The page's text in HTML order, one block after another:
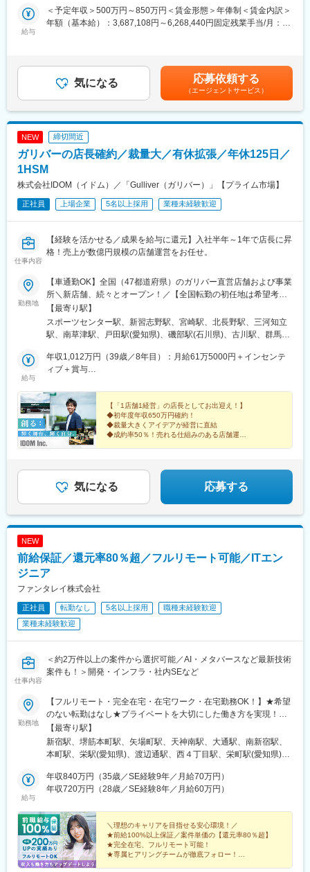
・Web制作ではなく経営課題の整理や戦略策定など最上流工程に
挑戦できます。
当でき、PM経験をさらに上流へ発展させられます。
変更の範囲：会社の定める業務
ドと連携しながら品質基準の策定や要件整理など上流工程にも深
く関与します。基本はフルリモートですが、開発チームとの同期
■具体的な業務：
・QA戦略の立案・改善、品質基準やドキュメントの整備
・リリースフローにおけるQA観点の設計・運用
・PdM、エンジニア、CS、セールス等と連携した品質改善
・GitHub Issue作成、要件整理、仕様・改善施策への品質観点で
のフィードバック
・ユーザー体験を踏まえた仕様策定への参画
・AIツールを活用したQA業務の効率化
■開発環境：
・環境／CI：Docker Compose, GitHub, GitHub Actions, BugBug
・IDE：PHPStorm, Cursor, Android Studio, Xcode
MySQL, Valkey
・構成管理／監視：Terraform, Ansible, New Relic, CloudWatch
・その他：Slack, Jira, Miro, Figma, Redash
・AI/LLM：Claude Code, Roo Code, Claude Sonnet 4, OpenAI
o1
変更の範囲：会社の定める業務
給与
＜予定年収＞500万円～850万円＜賃金形態＞年俸制＜賃金内訳＞
年額（基本給）：3,687,108円～6,268,440円固定残業手当/月：
給与補足＞※記載の年収は目安であり、現年収や面接での評価を考
慮して年収は提示させていただきます。賃金はあくまでも目安の
金額であり、選考を通じて上下する可能性があります。月給(月額)
は固定手当を含めた表記です。
気になる 応募依頼する
（エージェントサービス）
NEW 締切間近
ガリバーの店長確約／裁量大／有休拡張／年休125日／
1HSM
株式会社IDOM（イドム）／「Gulliver（ガリバー）」【プライム市場】
正社員 上場企業 5名以上採用 業種未経験歓迎
仕事内容
【経験を活かせる／成果を給与に還元】入社半年～1年で店長に昇
格！売上が数億円規模の店舗運営をお任せ。
勤務地
【車通勤OK】全国（47都道府県）のガリバー直営店舗および事業
所＼新店舗、続々とオープン！／【全国転勤の初任地は希望考
慮】全国47都道府県のガリバー直営店および事業所（将来的に海
外勤務のチャンスもあり）初期配属は相談可能！※受動喫煙対策：
あり※U・Iターン歓迎北海道東北（青森県・岩手県・宮城県・秋田
県・茨城県・栃木県・群馬県）北陸・甲信越（富山県・石川県・
福井県・新潟県・山梨県・長野県）東海（愛知県・静岡県・岐阜
和歌山県）中国（広島県・岡山県・鳥取県・島根県・山口県）四
国（徳島県・香川県・愛媛県・高知県）九州（福岡県・熊本県・
佐賀県・長崎県・大分県・宮崎県・鹿児島県・沖縄県）
【最寄り駅】
スポーツセンター駅、新習志野駅、宮崎駅、北長野駅、三河知立
駅、南草津駅、戸田駅(愛知県)、磯部駅(石川県)、古川駅、群馬総
県)、豊川駅(大阪府)、木更津駅、東新庄駅、鶴田駅、南永山駅、
国見駅(宮城県)、尾上の松駅、てだこ浦西駅、本八戸駅、清水駅
南駅、沼ノ端駅、平成駅、偕楽園駅、草津駅(滋賀県)、高見ノ里
駅、小針駅、橋本駅(福岡県)、笹木野駅、和歌山市駅、佐賀駅、西
若松駅、永山駅、小木津駅、土山駅、三島二日町駅、蛇田駅、附
属中学前駅、五井駅、原市駅、喜多山駅(愛知県)、新川駅(北海
道)、宮前駅、南富山駅、日宇駅、山形駅、西岐阜駅、三条駅(香川
矢田駅(大阪府)、藤が丘駅(愛知県)、東福山駅、逢妻駅、六名駅、
山口駅(山口県)、宇和島駅、浦田駅(福岡県)、七尾駅、サンドーム
道線)、東姫路駅、岡本駅(栃木県)、秋田駅、三日市駅、焼津駅、
越前開発駅、長府駅、小山駅、亀田駅、備前西市駅、帯広駅、日
向庄内駅、旭ケ丘駅(宮崎県)、荒川沖駅、金上駅、高田駅(長崎
泉中央駅、西那須野駅、北山形駅、安積永盛駅、郡山富田駅、西
川口駅、大元駅、八木崎駅、東葉勝田台駅、北大垣駅、太田駅(群
(北海道)、越前花堂駅、北上尾駅、中百舌鳥駅、萩原駅(福岡県)、
大和田駅(大阪府)、新豊田駅、西諫早駅、春日井駅(中央本線)、梶
駅、富士山駅、長浜駅、横手駅、東酒田駅、美濃川合駅、香春
駅、新栃木駅、加太駅(和歌山県)、羽犬塚駅、下北駅、玉造温泉
駅、川村駅、八代駅、今治駅、高山駅、新居浜駅、成田駅、出雲
市駅、新茂原駅、川間駅、櫛ケ浜駅、岩屋駅(兵庫県)、宇都宮駅、
伏石駅、今伊勢駅、城野駅(日豊本線)、宝永町駅、紀三井寺駅、筒
井駅(青森県)、太子堂駅、仙北町駅、狭山ケ丘駅、酒折駅、庭瀬
駅、蓮ケ池駅、御門台駅、西掛川駅、中野栄駅、大分駅、南福島
駅、羽後牛島駅、戸塚安行駅、四ツ小屋駅、明見橋駅、西大宮
駅、新石切駅、朝倉駅前駅、赤塚駅、美濃青柳駅、居能駅、運動
敦賀駅、川内駅(鹿児島県)、高茶屋駅、豊川駅、美園駅、古島駅、
卸町駅(宮城県)、八乙女駅、はなみずき通駅、勝田駅、新大宮駅、
福島学院前駅、門戸厄神駅、市民病院前駅(富山県)、多治見駅、絹
延橋駅、蟹江駅、竜田口駅、室見駅、八景水谷駅、岩塚駅、東新
給与
年収1,012万円（39歳／8年目）：月給61万5000円＋インセンテ
ィブ＋賞与
ブ＋賞与
【「1店舗1経営」の店長としてお出迎え！】
◆初年度年収650万円確約！
◆裁量大きくアイデアが経営に直結
◆成約率50％！売れる仕組みのある店舗運営
気になる 応募する
NEW
前給保証／還元率80％超／フルリモート可能／ITエン
ジニア
ファンタレイ株式会社
正社員 転勤なし 5名以上採用
職種未経験歓迎
業種未経験歓迎
仕事内容
＜約2万件以上の案件から選択可能／AI・メタバースなど最新技術
案件も！＞開発・インフラ・社内SEなど
勤務地
【フルリモート・完全在宅・在宅ワーク・在宅勤務OK！】★希望
のない転勤はなし★プライベートを大切にした働き方を実現！★
東京・大阪・名古屋・北海道・福岡など全国の希望の勤務地で希
望の働き方ができます！★入社後に本人希望で上京や地方への引
っ越しした方も複数名いて、その人に合った働き方を実現！
東京都新宿区西新宿1-20-3 西新宿高木ビル8F└各線「新宿」駅よ
り徒歩5分【大阪支社】大阪府大阪市中央区安土町2-3-13 大阪国
社】愛知県名古屋市中区栄3-15-33 栄ガスビル13F└各線「栄」駅
より徒歩5分【福岡支社】福岡県福岡市中央区渡辺通5-14-12 南天
神ビル3F└七隈線「天神南」駅より徒歩4分【北海道支社】北海道
札幌市中央区大通西1丁目14-2 桂和大通ビル50 9F└各線「大通」
駅より徒歩3分
【最寄り駅】
新宿駅、堺筋本町駅、矢場町駅、天神南駅、大通駅、南新宿駅、
本町駅、栄駅(愛知県)、渡辺通駅、西４丁目駅、栄町駅(愛知県)、
給与
年収840万円（35歳／SE経験9年／月給70万円）
年収720万円（28歳／SE経験8年／月給60万円）
＼理想のキャリアを目指せる安心環境！／
★前給100%以上保証／案件単価の【還元率80％超】
★完全在宅、フルリモート可能！
★専属ヒアリングチームが徹底フォロー！